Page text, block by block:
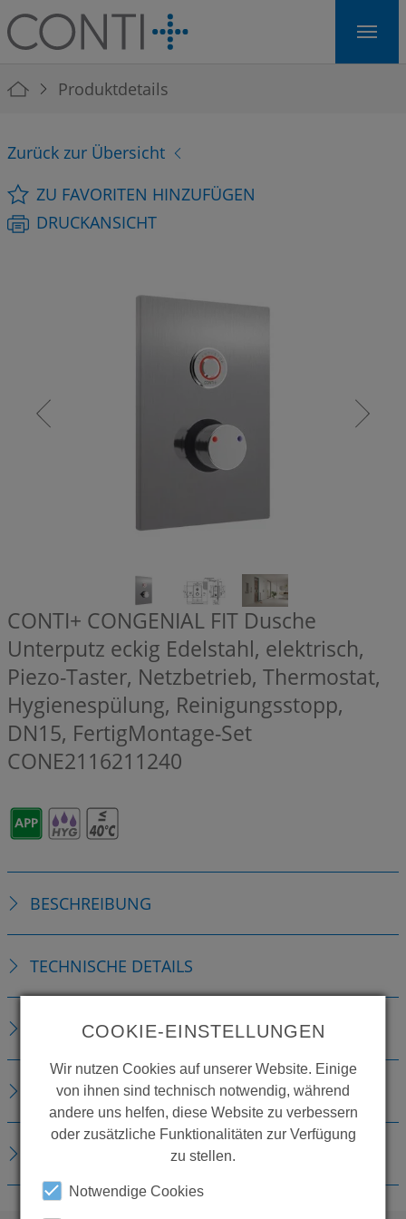
Skip to main navigation
Skip to main content
Skip to page footer
You are here:
Produktdetails
Zurück zur Übersicht
ZU FAVORITEN HINZUFÜGEN
DRUCKANSICHT
CONTI+ CONGENIAL FIT Dusche
Unterputz eckig Edelstahl, elektrisch,
Piezo-Taster, Netzbetrieb, Thermostat,
Hygienespülung, Reinigungsstopp,
DN15, FertigMontage-Set
CONE2116211240
BESCHREIBUNG
TECHNISCHE DETAILS
ZUBEHÖR
ERSATZTEILE
COOKIE-EINSTELLUNGEN
Wir nutzen Cookies auf unserer Website. Einige
von ihnen sind technisch notwendig, während
andere uns helfen, diese Website zu verbessern
oder zusätzliche Funktionalitäten zur Verfügung
zu stellen.
Notwendige Cookies